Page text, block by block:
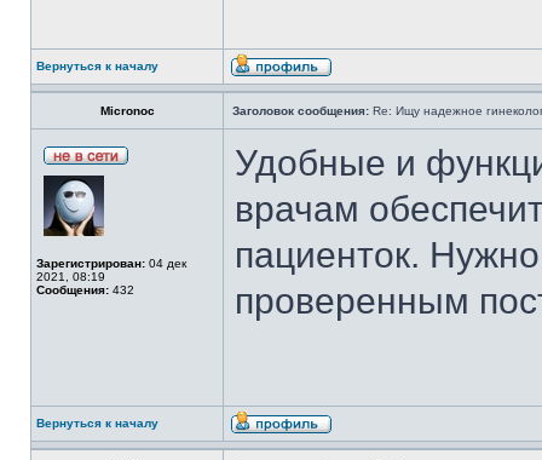
Вернуться к началу
Micronoc Заголовок сообщения: Re: Ищу надежное
Зарегистрирован: 04 дек
2021, 08:19
Сообщения: 432
Удобные и
врачам
пациенток.
проверенным
Вернуться к началу